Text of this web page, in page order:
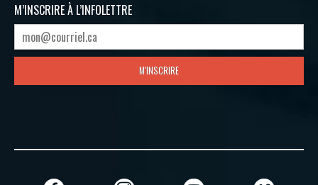
M’INSCRIRE À L’INFOLETTRE
M'INSCRIRE